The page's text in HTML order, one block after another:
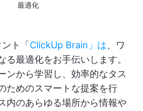
最適化
ト「 ClickUp Brain」は、ワ
る最適化をお手伝いします。
ンから学習し、効率的なタス
ためのスマートな提案を行
内のあらゆる場所から情報や